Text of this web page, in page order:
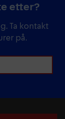
etter?
Ta kontakt
på.